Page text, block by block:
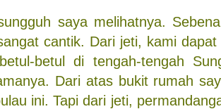
saya melihatnya.
cantik. Dari jeti, kami
betul di tengah-tengah
Dari atas bukit rumah
ini. Tapi dari jeti,